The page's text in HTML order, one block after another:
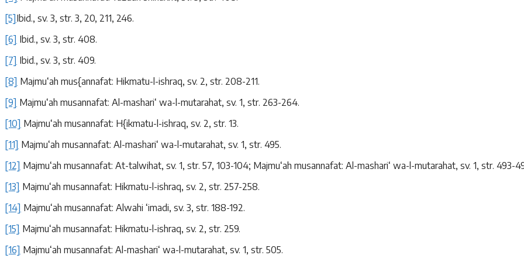
[5]Ibid., sv. 3, str. 3, 20, 211, 246.
[6] Ibid., sv. 3, str. 408.
[7] Ibid., sv. 3, str. 409.
[8] Majmu‘ah mus{annafat: Hikmatu-l-ishraq, sv. 2, str. 208-211.
[9] Majmu‘ah musannafat: Al-mashari‘ wa-l-mutarahat, sv. 1, str. 263-264.
[10] Majmu‘ah musannafat: H{ikmatu-l-ishraq, sv. 2, str. 13.
[11] Majmu‘ah musannafat: Al-mashari‘ wa-l-mutarahat, sv. 1, str. 495.
[12] Majmu‘ah musannafat: At-talwihat, sv. 1, str. 57, 103-104; Majmu‘ah musannafat: Al-mashari‘ wa-l-mutarahat, sv. 1, str. 493-
[13] Majmu‘ah musannafat: Hikmatu-l-ishraq, sv. 2, str. 257-258.
[14] Majmu‘ah musannafat: Alwahi ‘imadi, sv. 3, str. 188-192.
[15] Majmu‘ah musannafat: Hikmatu-l-ishraq, sv. 2, str. 259.
[16] Majmu‘ah musannafat: Al-mashari‘ wa-l-mutarahat, sv. 1, str. 505.